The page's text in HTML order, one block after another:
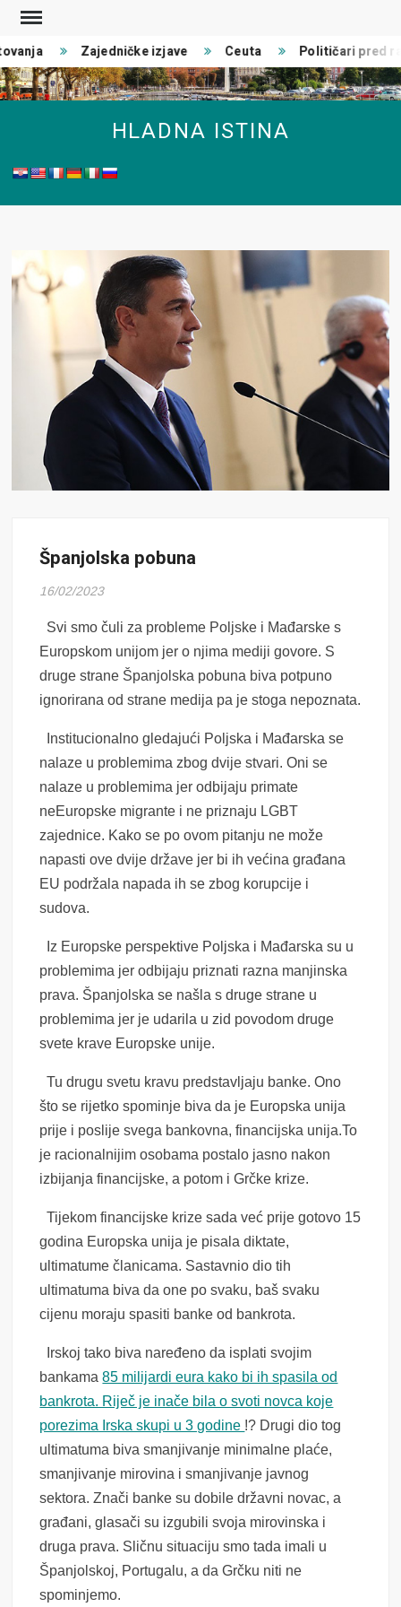
Skip
content
Zajedničke izjave Ceuta Političari pred
HLADNA ISTINA
Španjolska pobuna
16/02/2023
Svi smo čuli za probleme Poljske i Mađarske s
Europskom unijom jer o njima mediji govore. S
druge strane Španjolska pobuna biva potpuno
ignorirana od strane medija pa je stoga nepoznata.
Institucionalno gledajući Poljska i Mađarska se
nalaze u problemima zbog dvije stvari. Oni se
nalaze u problemima jer odbijaju primate
neEuropske migrante i ne priznaju LGBT
zajednice. Kako se po ovom pitanju ne može
napasti ove dvije države jer bi ih većina građana
EU podržala napada ih se zbog korupcije i
sudova.
Iz Europske perspektive Poljska i Mađarska su u
problemima jer odbijaju priznati razna manjinska
prava. Španjolska se našla s druge strane u
problemima jer je udarila u zid povodom druge
svete krave Europske unije.
Tu drugu svetu kravu predstavljaju banke. Ono
što se rijetko spominje biva da je Europska unija
prije i poslije svega bankovna, financijska unija.To
je racionalnijim osobama postalo jasno nakon
izbijanja financijske, a potom i Grčke krize.
Tijekom financijske krize sada već prije gotovo 15
godina Europska unija je pisala diktate,
ultimatume članicama. Sastavnio dio tih
ultimatuma biva da one po svaku, baš svaku
cijenu moraju spasiti banke od bankrota.
Irskoj tako biva naređeno da isplati svojim
bankama85 milijardi eura kako bi ih spasila od
bankrota. Riječ je inače bila o svoti novca koje
porezima Irska skupi u 3 godine !? Drugi dio tog
ultimatuma biva smanjivanje minimalne plaće,
smanjivanje mirovina i smanjivanje javnog
sektora. Znači banke su dobile državni novac, a
građani, glasači su izgubili svoja mirovinska i
druga prava. Sličnu situaciju smo tada imali u
Španjolskoj, Portugalu, a da Grčku niti ne
spominjemo.